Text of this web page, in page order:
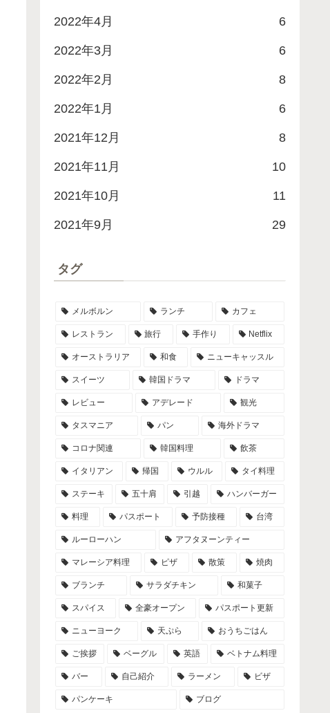
2022年4月 6
2022年3月 6
2022年2月 8
2022年1月 6
2021年12月 8
2021年11月 10
2021年10月 11
2021年9月 29
タグ
メルボルン ランチ カフェ
レストラン 旅行 手作り Netflix
オーストラリア 和食 ニューキャッスル
スイーツ 韓国ドラマ ドラマ
レビュー アデレード 観光
タスマニア パン 海外ドラマ
コロナ関連 韓国料理 飲茶
イタリアン 帰国 ウルル タイ料理
ステーキ 五十肩 引越 ハンバーガー
料理 パスポート 予防接種 台湾
ルーローハン アフタヌーンティー
マレーシア料理 ピザ 散策 焼肉
ブランチ サラダチキン 和菓子
スパイス 全豪オープン パスポート更新
ニューヨーク 天ぷら おうちごはん
ご挨拶 ベーグル 英語 ベトナム料理
バー 自己紹介 ラーメン ビザ
パンケーキ ブログ